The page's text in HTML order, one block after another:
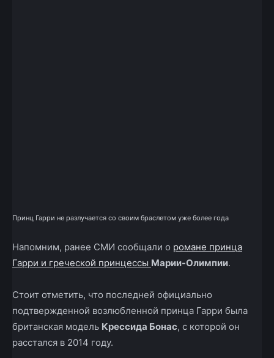
Принц Гарри не разлучается со своим браслетом уже более года
Напомним, ранее СМИ сообщали о романе принца
Гарри и греческой принцессы Марии-Олимпии.
Стоит отметить, что последней официально
подтвержденной возлюбленной принца Гарри была
британская модель Крессида Бонас, с которой он
расстался в 2014 году.